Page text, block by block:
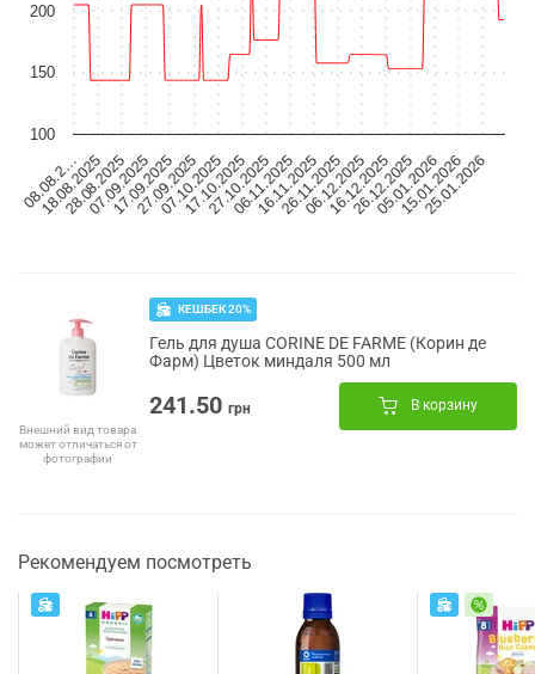
08.08.2…
18.08.2025
28.08.2025
07.09.2025
17.09.2025
27.09.2025
07.10.2025
17.10.2025
27.10.2025
06.11.2025
16.11.2025
26.11.2025
06.12.2025
16.12.2025
26.12.2025
05.01.2026
15.01.2026
25.01.2026
100
150
200
Внешний вид товара
может отличаться от
фотографии
КЕШБЕК 20%
Гель для душа CORINE DE FARME (Корин де
Фарм) Цветок миндаля 500 мл
241.50 грн В корзину
Рекомендуем посмотреть